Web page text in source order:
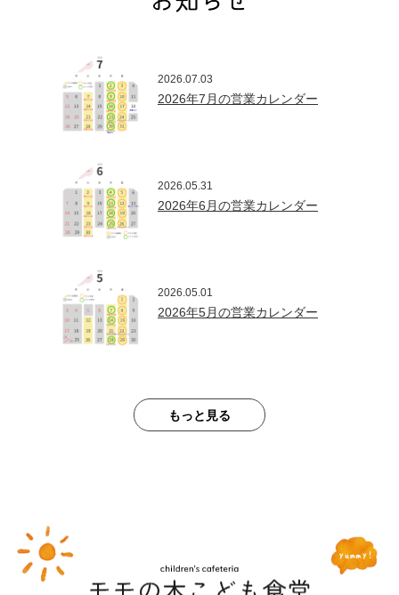
2026.07.03
2026年7月の営業カレンダー
2026.05.31
2026年6月の営業カレンダー
2026.05.01
2026年5月の営業カレンダー
もっと見る